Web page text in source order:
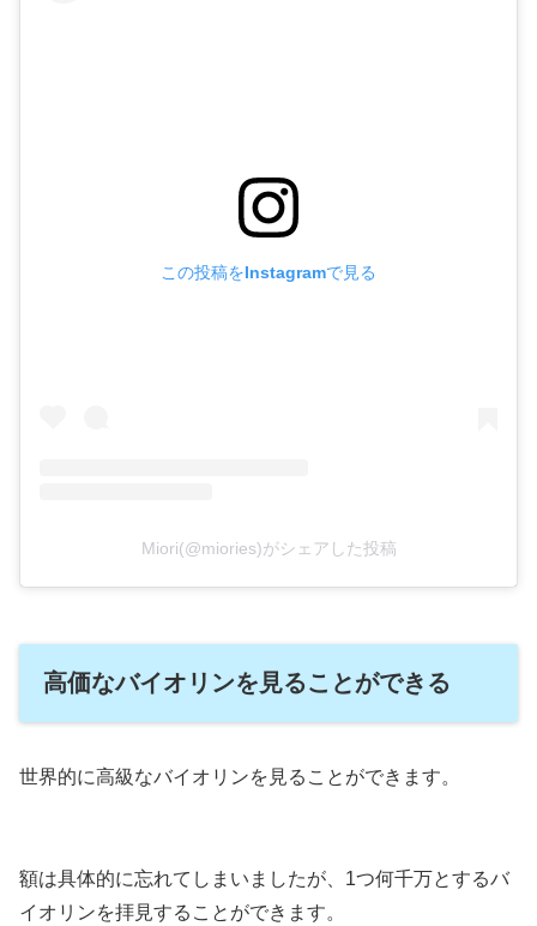
この投稿をInstagramで見る
Miori(@miories)がシェアした投稿
高価なバイオリンを見ることができる
世界的に高級なバイオリンを見ることができます。
額は具体的に忘れてしまいましたが、1つ何千万とするバ
イオリンを拝見することができます。